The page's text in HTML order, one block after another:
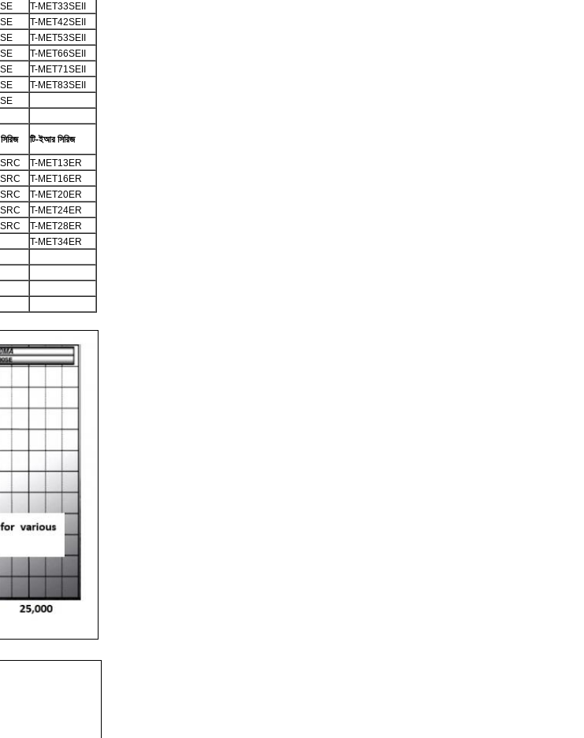
T-MET33SEII
T-MET42SEII
T-MET53SEII
T-MET66SEII
T-MET71SEII
T-MET83SEII
টি-ইআর সিরিজ
T-MET13ER
T-MET16ER
T-MET20ER
T-MET24ER
T-MET28ER
T-MET34ER